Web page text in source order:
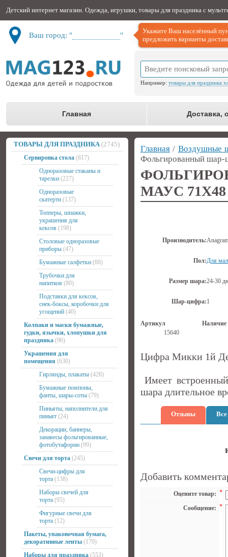
Детский интернет магазин. Одежда, игрушки, товары для праздника с
Ваш город: " "
Укажите Ваш населённый
предложить варианты
Например: товары для праздника
Главная Доставка,
ТОВАРЫ ДЛЯ ПРАЗДНИКА (2745)
Сервировка стола (817)
Одноразовые стаканы и
тарелки (227)
Одноразовые
скатерти (137)
Топперы, шпажки,
украшения для
кексов (198)
Столовые одноразовые
приборы (47)
Бумажные салфетки (88)
Трубочки для
напитков (80)
Подставки для кексов,
снек-боксы, коробочки для
угощений (40)
Колпаки и маски бумажные,
гудки, язычки, хлопушки для
праздника (96)
Украшения для
помещения (630)
Гирлянды, плакаты (428)
Бумажные помпоны,
фанты, шары-соты (79)
Пиньяты, наполнители для
пиньят (24)
Декорации, баннеры,
занавесы фольгированные,
фотобутафории (99)
Свечи для торта (245)
Свечи-цифры для
торта (138)
Наборы свечей для
торта (95)
Фигурные свечи для
торта (12)
Пакеты, упаковочная бумага,
декоративные ленты (179)
Наборы для праздника (553)
Главная / Воздушные
Фольгированный
МАУС
Производитель:
Пол:Для
Размер шара:24-30
Шар-цифра:1
Артикул
Наличие
15640
Цифра Микки 1й
Имеет
шара длительное
Отзывы
Добавить
Оцените товар: *
Сообщение: *